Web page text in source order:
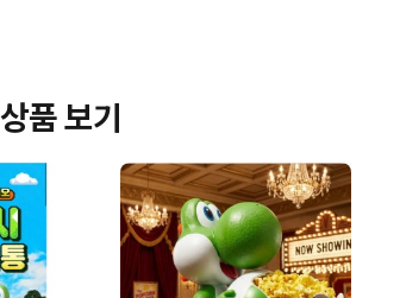
품 보기